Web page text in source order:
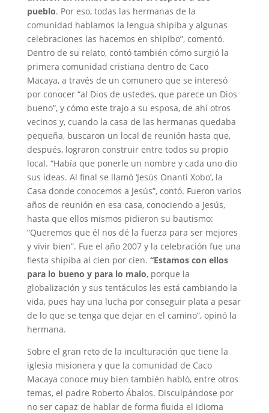
pueblo. Por eso, todas las hermanas de la
comunidad hablamos la lengua shipiba y algunas
celebraciones las hacemos en shipibo”, comentó.
Dentro de su relato, contó también cómo surgió la
primera comunidad cristiana dentro de Caco
Macaya, a través de un comunero que se interesó
por conocer “al Dios de ustedes, que parece un Dios
bueno”, y cómo este trajo a su esposa, de ahí otros
vecinos y, cuando la casa de las hermanas quedaba
pequeña, buscaron un local de reunión hasta que,
después, lograron construir entre todos su propio
local. “Había que ponerle un nombre y cada uno dio
sus ideas. Al final se llamó ‘Jesús Onanti Xobo’, la
Casa donde conocemos a Jesús”, contó. Fueron varios
años de reunión en esa casa, conociendo a Jesús,
hasta que ellos mismos pidieron su bautismo:
“Queremos que él nos dé la fuerza para ser mejores
y vivir bien”. Fue el año 2007 y la celebración fue una
fiesta shipiba al cien por cien. “Estamos con ellos
para lo bueno y para lo malo, porque la
globalización y sus tentáculos les está cambiando la
vida, pues hay una lucha por conseguir plata a pesar
de lo que se tenga que dejar en el camino”, opinó la
hermana.
Sobre el gran reto de la inculturación que tiene la
iglesia misionera y que la comunidad de Caco
Macaya conoce muy bien también habló, entre otros
temas, el padre Roberto Ábalos. Disculpándose por
no ser capaz de hablar de forma fluida el idioma